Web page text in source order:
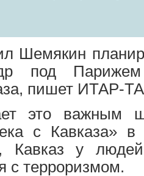
Шемякин
под
пишет ИТАР-
это важным
с Кавказа» в
Кавказ у
с терроризмом.